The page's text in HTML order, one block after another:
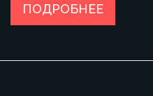
ПОДРОБНЕЕ